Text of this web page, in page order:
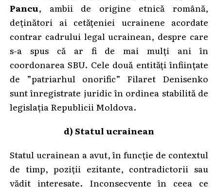
Pancu, ambii de origine etnică română,
deținători ai cetățeniei ucrainene acordate
contrar cadrului legal ucrainean, despre care
s-a spus că ar fi de mai mulți ani în
coordonarea SBU. Cele două entități înființate
de ”patriarhul onorific” Filaret Denisenko
sunt înregistrate juridic în ordinea stabilită de
legislația Republicii Moldova.
d) Statul ucrainean
Statul ucrainean a avut, în funcție de contextul
de timp, poziții ezitante, contradictorii sau
vădit interesate. Inconsecvente în ceea ce